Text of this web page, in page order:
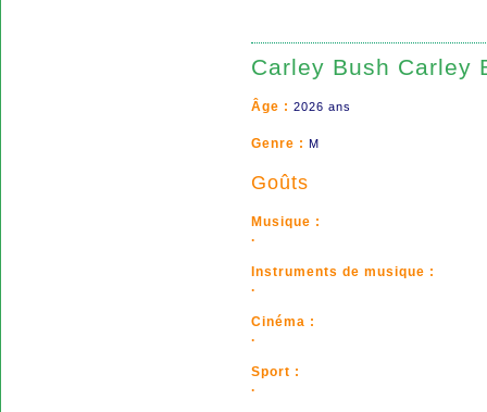
Carley Bush Carley
Âge : 2026 ans
Genre : M
Goûts
Musique :
.
Instruments de musique :
.
Cinéma :
.
Sport :
.